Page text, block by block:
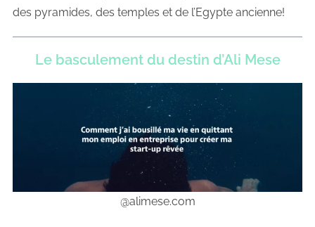
des pyramides, des temples et de l’Egypte ancienne!
Le basculement du destin d’Ali Mese
@alimese.com